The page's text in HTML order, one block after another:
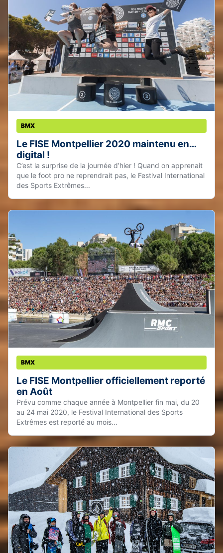
BMX
Le FISE Montpellier 2020 maintenu en…
digital !
C’est la surprise de la journée d’hier ! Quand on apprenait
que le foot pro ne reprendrait pas, le Festival International
des Sports Extrêmes...
BMX
Le FISE Montpellier officiellement reporté
en Août
Prévu comme chaque année à Montpellier fin mai, du 20
au 24 mai 2020, le Festival International des Sports
Extrêmes est reporté au mois...